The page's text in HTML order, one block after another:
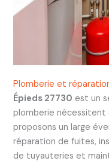
Plomberie et
Épieds 27730 est un
plomberie nécessitent
proposons un large
réparation de fuites,
de tuyauteries et